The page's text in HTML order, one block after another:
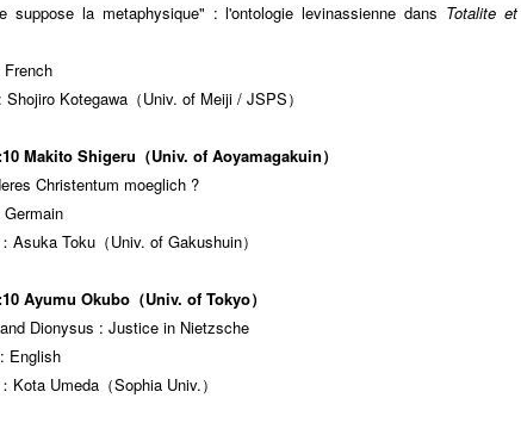
suppose la metaphysique" : l'ontologie levinassienne dans Totalite et
French
Shojiro Kotegawa（Univ. of Meiji / JSPS）
Makito Shigeru（Univ. of Aoyamagakuin）
Christentum moeglich ?
Germain
Asuka Toku（Univ. of Gakushuin）
Ayumu Okubo（Univ. of Tokyo）
Dionysus : Justice in Nietzsche
English
Kota Umeda（Sophia Univ.）